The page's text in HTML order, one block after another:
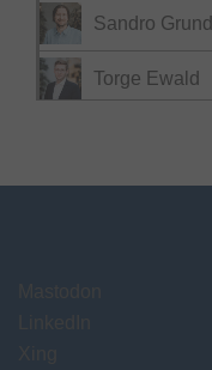
Sandro
Torge Ewald